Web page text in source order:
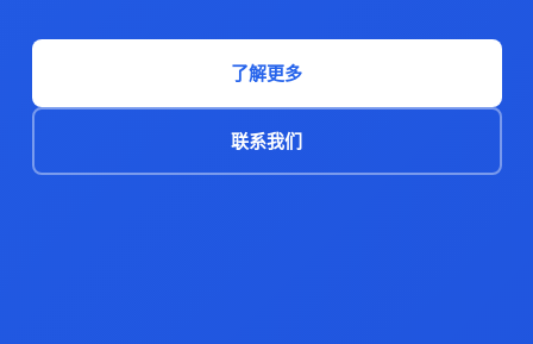
了解更多
联系我们